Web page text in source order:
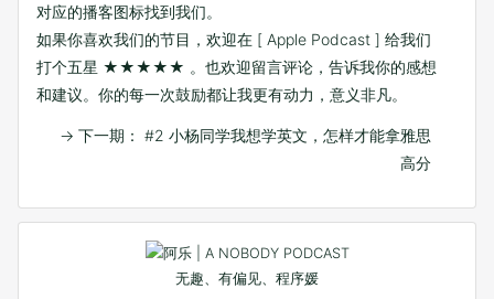
对应的播客图标找到我们。
如果你喜欢我们的节目，欢迎在 [ Apple Podcast ] 给我们
打个五星 ★★★★★ 。也欢迎留言评论，告诉我你的感想
和建议。你的每一次鼓励都让我更有动力，意义非凡。
→ 下一期： #2 小杨同学我想学英文，怎样才能拿雅思
高分
无趣、有偏见、程序媛